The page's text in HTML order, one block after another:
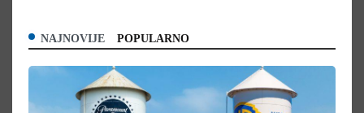
NAJNOVIJE POPULARNO